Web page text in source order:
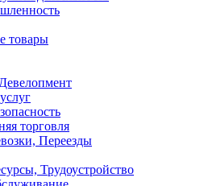
товары
торговля
Переезды
Трудоустройство